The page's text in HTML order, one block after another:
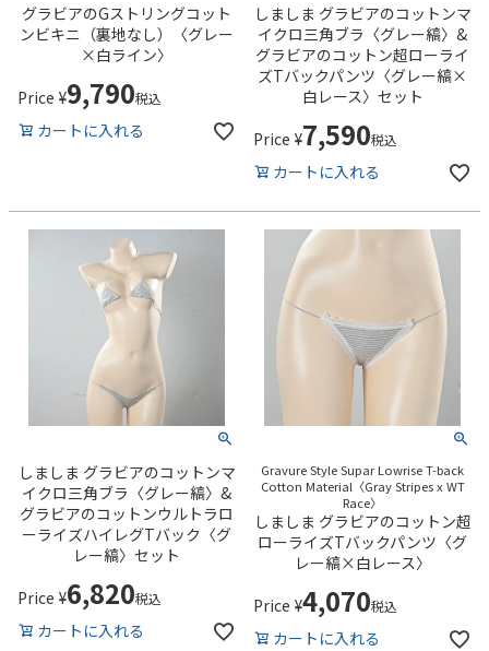
グラビアのGストリングコット
ンビキニ（裏地なし）〈グレー
×白ライン〉
Price ¥9,790税込
カートに入れる
しましま グラビアのコットンマ
イクロ三角ブラ〈グレー縞〉&
グラビアのコットン超ローライ
ズTバックパンツ〈グレー縞×
白レース〉セット
Price ¥7,590税込
カートに入れる
しましま グラビアのコットンマ
イクロ三角ブラ〈グレー縞〉&
グラビアのコットンウルトラロ
ーライズハイレグTバック〈グ
レー縞〉セット
Price ¥6,820税込
カートに入れる
Gravure Style Supar Lowrise T-back
Cotton Material〈Gray Stripes x WT
Race〉
しましま グラビアのコットン超
ローライズTバックパンツ〈グ
レー縞×白レース〉
Price ¥4,070税込
カートに入れる